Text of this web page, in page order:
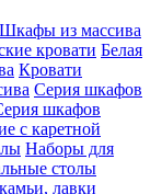
Шкафы из массива
кровати Белая
Кровати
Серия шкафов
шкафов
с каретной
Наборы для
столы
лавки